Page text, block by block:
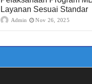
Layanan Sesuai Standar
Admin Nov 26, 2025